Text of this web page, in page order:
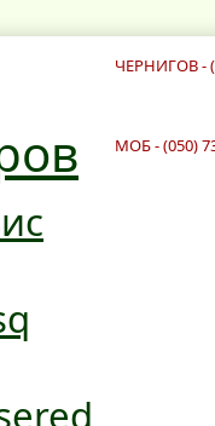
ЧЕРНИГОВ -
МОБ - (050)